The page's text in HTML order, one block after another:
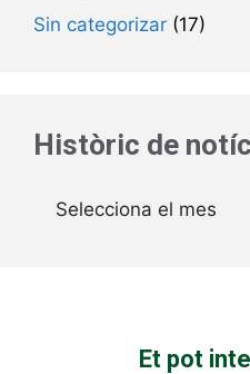
Sin categorizar (17)
Històric de
Arxius
Et pot